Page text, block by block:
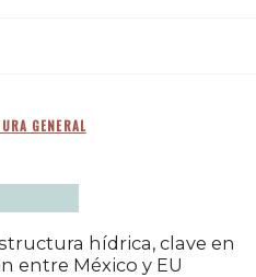
GENERAL
hídrica, clave en
entre México y EU